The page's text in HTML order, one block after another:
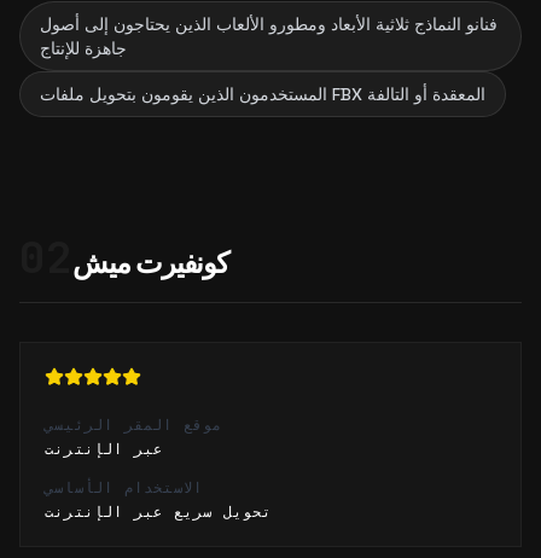
فنانو النماذج ثلاثية الأبعاد ومطورو الألعاب الذين يحتاجون إلى أصول
جاهزة للإنتاج
المستخدمون الذين يقومون بتحويل ملفات FBX المعقدة أو التالفة
كونفيرت ميش
موقع المقر الرئيسي
عبر الإنترنت
الاستخدام الأساسي
تحويل سريع عبر الإنترنت